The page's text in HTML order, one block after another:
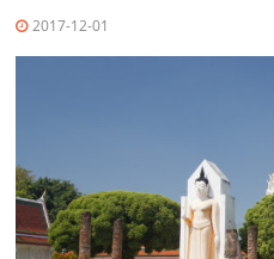
2017-12-01